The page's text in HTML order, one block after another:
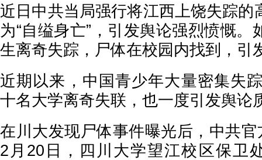
近日中共当局强行将江西上饶失踪的
为“自缢身亡”，引发舆论强烈愤慨。
生离奇失踪，尸体在校园内找到，引
近期以来，中国青少年大量密集失
十名大学离奇失联，也一度引发舆论
在川大发现尸体事件曝光后，中共官
2月20日，四川大学望江校区保卫